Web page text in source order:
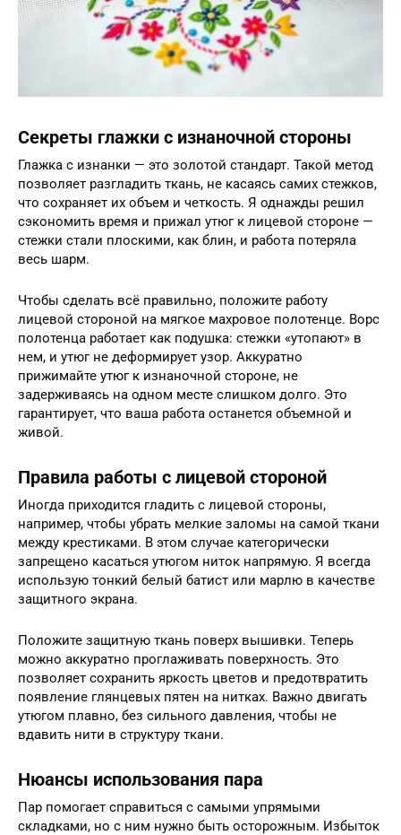
Секреты глажки с изнаночной стороны
Глажка с изнанки — это золотой стандарт. Такой метод
позволяет разгладить ткань, не касаясь самих стежков,
что сохраняет их объем и четкость. Я однажды решил
сэкономить время и прижал утюг к лицевой стороне —
стежки стали плоскими, как блин, и работа потеряла
весь шарм.
Чтобы сделать всё правильно, положите работу
лицевой стороной на мягкое махровое полотенце. Ворс
полотенца работает как подушка: стежки «утопают» в
нем, и утюг не деформирует узор. Аккуратно
прижимайте утюг к изнаночной стороне, не
задерживаясь на одном месте слишком долго. Это
гарантирует, что ваша работа останется объемной и
живой.
Правила работы с лицевой стороной
Иногда приходится гладить с лицевой стороны,
например, чтобы убрать мелкие заломы на самой ткани
между крестиками. В этом случае категорически
запрещено касаться утюгом ниток напрямую. Я всегда
использую тонкий белый батист или марлю в качестве
защитного экрана.
Положите защитную ткань поверх вышивки. Теперь
можно аккуратно проглаживать поверхность. Это
позволяет сохранить яркость цветов и предотвратить
появление глянцевых пятен на нитках. Важно двигать
утюгом плавно, без сильного давления, чтобы не
вдавить нити в структуру ткани.
Нюансы использования пара
Пар помогает справиться с самыми упрямыми
складками, но с ним нужно быть осторожным. Избыток